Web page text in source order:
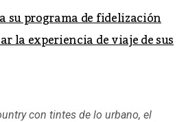
su programa de fidelización
la experiencia de viaje de sus
con tintes de lo urbano, el